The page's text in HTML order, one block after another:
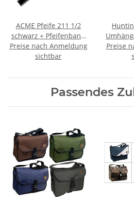
ACME Pfeife 211 1/2
schwarz + Pfeifenband
kostenlos
Preise nach Anmeldung
sichtbar
Preise
Passendes